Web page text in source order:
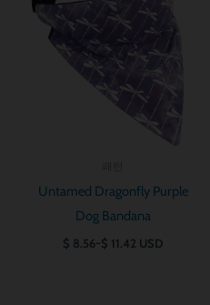
Untamed Dragonfly Purple
Dog Bandana
$ 8.56~$ 11.42
$ 8.56~$ 11.42
USD